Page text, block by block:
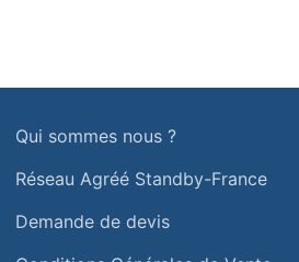
Qui sommes nous ?
Réseau Agréé Standby-France
Demande de devis